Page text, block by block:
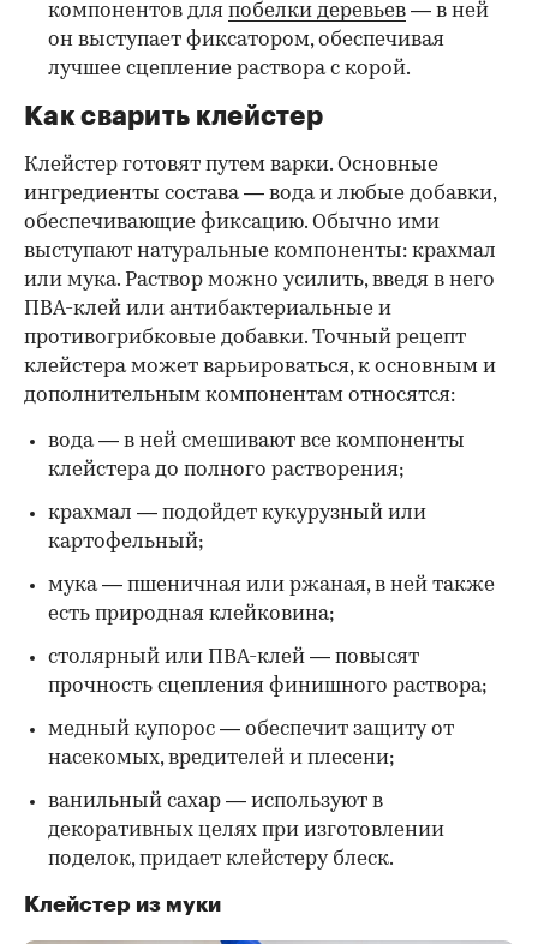
компонентов для побелки деревьев — в ней
он выступает фиксатором, обеспечивая
лучшее сцепление раствора с корой.
Как сварить клейстер
Клейстер готовят путем варки. Основные
ингредиенты состава — вода и любые добавки,
обеспечивающие фиксацию. Обычно ими
выступают натуральные компоненты: крахмал
или мука. Раствор можно усилить, введя в него
ПВА-клей или антибактериальные и
противогрибковые добавки. Точный рецепт
клейстера может варьироваться, к основным и
дополнительным компонентам относятся:
вода — в ней смешивают все компоненты
клейстера до полного растворения;
крахмал — подойдет кукурузный или
картофельный;
мука — пшеничная или ржаная, в ней также
есть природная клейковина;
столярный или ПВА-клей — повысят
прочность сцепления финишного раствора;
медный купорос — обеспечит защиту от
насекомых, вредителей и плесени;
ванильный сахар — используют в
декоративных целях при изготовлении
поделок, придает клейстеру блеск.
Клейстер из муки